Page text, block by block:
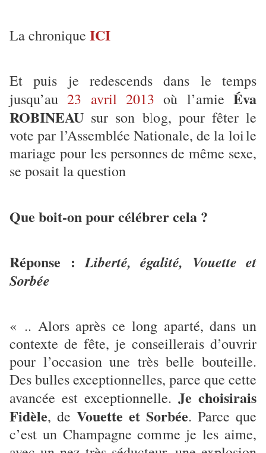
La chronique ICI
Et puis je redescends dans le temps
jusqu’au23 avril 2013 où l’amieÉva
ROBINEAU sur son blog, pour fêter le
vote par l’Assemblée Nationale, de la loile
mariage pour les personnes de même sexe,
se posait la question
Que boit-on pour célébrer cela ?
Réponse :Liberté, égalité, Vouette et
Sorbée
« .. Alors après ce long aparté, dans un
contexte de fête, je conseillerais d’ouvrir
pour l’occasion une très belle bouteille.
Des bulles exceptionnelles, parce que cette
avancée est exceptionnelle. Je choisirais
Fidèle, de Vouette et Sorbée. Parce que
c’est un Champagne comme je les aime,